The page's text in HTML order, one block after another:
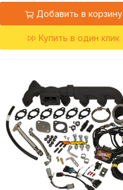
Добавить в корзину
Купить в один клик